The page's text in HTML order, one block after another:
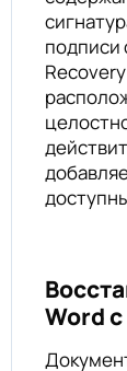
подписи
Word